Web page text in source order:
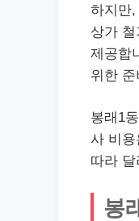
하지만
상가
제공합
위한
봉래1
사 비
따라
봉